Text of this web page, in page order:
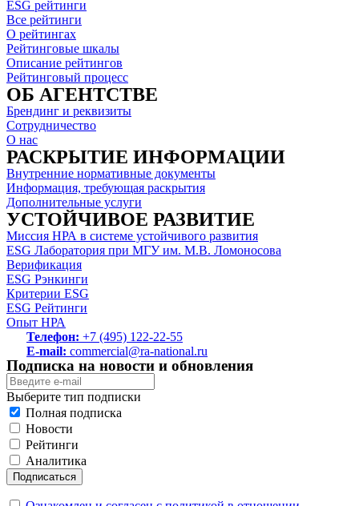
ESG рейтинги
Все рейтинги
О рейтингах
Рейтинговые шкалы
Описание рейтингов
Рейтинговый процесс
ОБ АГЕНТСТВЕ
Брендинг и реквизиты
Сотрудничество
О нас
РАСКРЫТИЕ ИНФОРМАЦИИ
Внутренние нормативные документы
Информация, требующая раскрытия
Дополнительные услуги
УСТОЙЧИВОЕ РАЗВИТИЕ
Миссия НРА в системе устойчивого развития
ESG Лаборатория при МГУ им. М.В. Ломоносова
Верификация
ESG Рэнкинги
Критерии ESG
ESG Рейтинги
Опыт НРА
Телефон: +7 (495) 122-22-55
E-mail: commercial@ra-national.ru
Подписка на новости и обновления
Выберите тип подписки
Полная подписка
Новости
Рейтинги
Аналитика
Подписаться